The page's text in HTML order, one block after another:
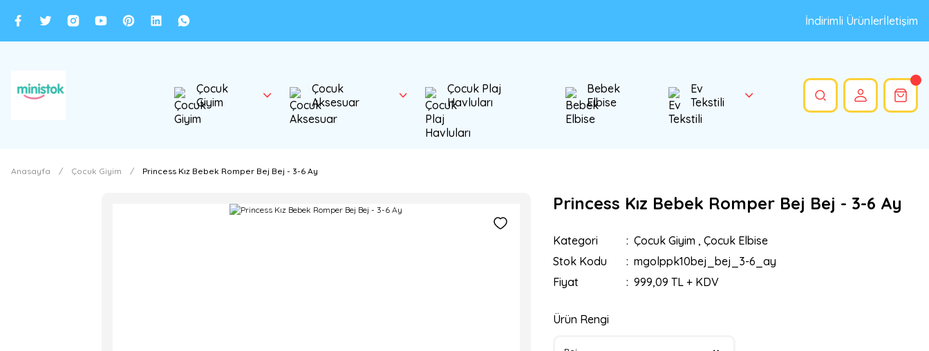
İndirimli Ürünlerİletişim
Çocuk
Giyim
Çocuk
Aksesuar
Çocuk Plaj
Havluları
Bebek
Elbise
Ev
Tekstili
Anasayfa Çocuk Giyim Princess Kız Bebek Romper Bej Bej - 3-6 Ay
Princess Kız Bebek Romper Bej Bej - 3-6 Ay
Kategori Çocuk Giyim , Çocuk Elbise
Stok Kodu
mgolppk10bej_bej_3-6_ay
Fiyat
999,09 TL + KDV
Ürün Rengi